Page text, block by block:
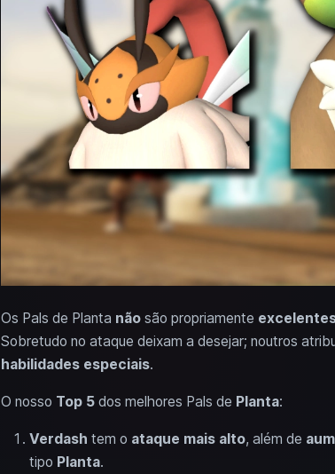
Os Pals de Planta nãosão propriamente
Sobretudo no ataque deixam a desejar; noutros
habilidades especiais.
O nosso Top 5dos melhores Pals de Planta:
Verdash tem o ataque mais alto, além de
tipo Planta.